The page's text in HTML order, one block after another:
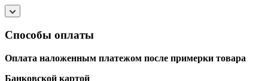
Способы оплаты
Оплата наложенным платежом после примерки товара
Банковской картой